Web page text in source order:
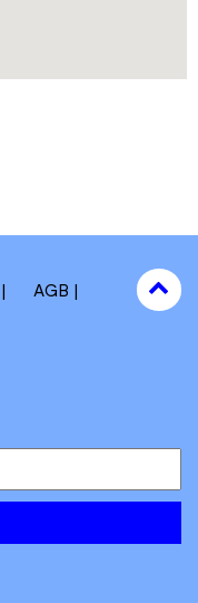
AGB
to
top